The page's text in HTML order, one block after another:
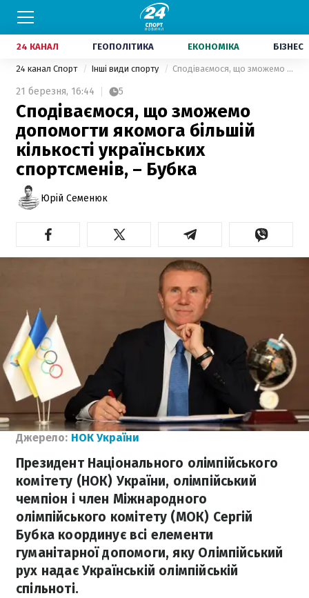
24 КАНАЛ ГЕОПОЛІТИКА ЕКОНОМІКА БІЗНЕС
24 канал Спорт Інші види спорту Сподіваємося, що зможемо допомогти якомога більшій кількості українських спортсменів, – Бубка
21 березня, 16:44 5
Сподіваємося, що зможемо
допомогти якомога більшій
кількості українських
спортсменів, – Бубка
Юрій Семенюк
Джерело: НОК України
Президент Національного олімпійського
комітету (НОК) України, олімпійський
чемпіон і член Міжнародного
олімпійського комітету (МОК) Сергій
Бубка координує всі елементи
гуманітарної допомоги, яку Олімпійський
рух надає Українській олімпійській
спільноті.